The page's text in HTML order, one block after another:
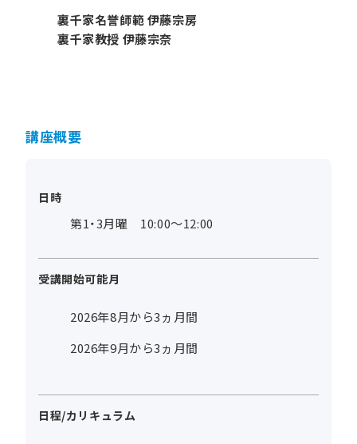
裏千家名誉師範 伊藤宗房
裏千家教授 伊藤宗奈
講座概要
日時
第1・3月曜 10:00～12:00
受講開始可能月
2026年8月から3ヵ月間
2026年9月から3ヵ月間
日程/カリキュラム